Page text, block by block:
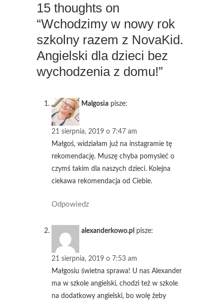
15 thoughts on
“Wchodzimy w nowy rok
szkolny razem z NovaKid.
Angielski dla dzieci bez
wychodzenia z domu!”
Malgosia pisze:
21 sierpnia, 2019 o 7:47 am
Małgoś, widziałam już na instagramie tę
rekomendację. Muszę chyba pomysleć o
czymś takim dla naszych dzieci. Kolejna
ciekawa rekomendacja od Ciebie.
Odpowiedz
alexanderkowo.pl pisze:
21 sierpnia, 2019 o 7:53 am
Małgosiu świetna sprawa! U nas Alexander
ma w szkole angielski, chodzi też w szkole
na dodatkowy angielski, bo wolę żeby